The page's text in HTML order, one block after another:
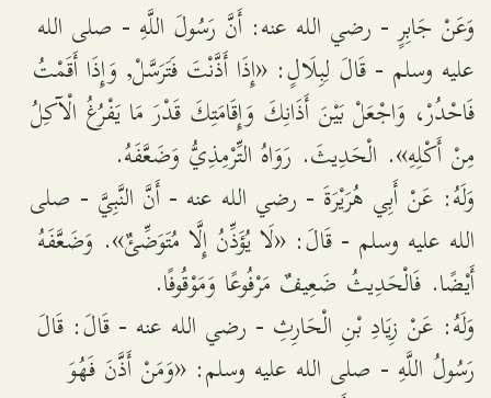
وَعَنْ جَابِرٍ - رضي الله عنه: أَنَّ رَسُولَ اللَّهِ - صلى الله
عليه وسلم - قَالَ لِبِلَالٍ: «إِذَا أَذَّنْتَ فَتَرَسَّلْ, وَإِذَا أَقَمْتُ
فَاحْدُرْ، وَاجْعَلْ بَيْنَ أَذَانِكَ وَإِقَامَتِكَ قَدْرَ مَا يَفْرُغُ الْآكِلُ
مِنْ أَكْلِهِ». الْحَدِيثَ. رَوَاهُ التِّرْمِذِيُّ وَضَعَّفَهُ.
وَلَهُ: عَنْ أَبِي هُرَيْرَةَ - رضي الله عنه - أَنَّ النَّبِيَّ - صلى
الله عليه وسلم - قَالَ: «لَا يُؤَذِّنُ إِلَّا مُتَوَضِّئٌ». وَضَعَّفَهُ
أَيْضًا. فَالْحَدِيثُ ضَعِيفٌ مَرْفُوعًا وَمَوْقُوفًا.
وَلَهُ: عَنْ زِيَادِ بْنِ الْحَارِثِ - رضي الله عنه - قَالَ: قَالَ
رَسُولُ اللَّهِ - صلى الله عليه وسلم: «وَمَنْ أَذَّنَ فَهُوَ